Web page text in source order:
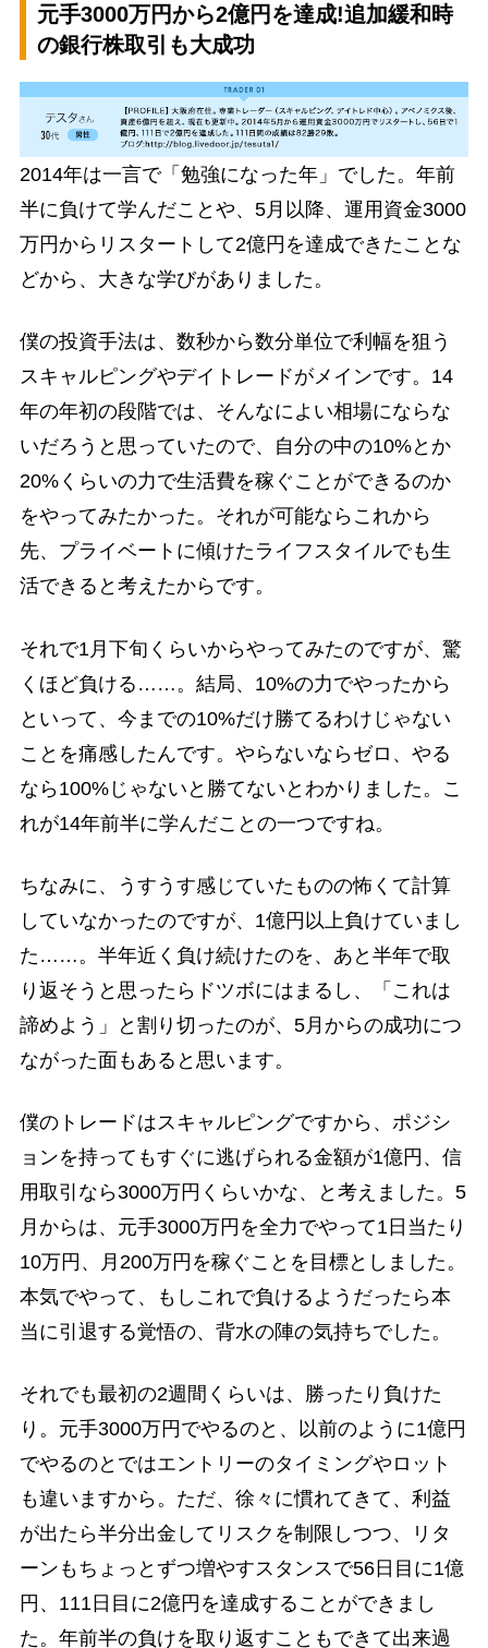
元手3000万円から2億円を達成!追加緩和時
の銀行株取引も大成功
2014年は一言で「勉強になった年」でした。年前
半に負けて学んだことや、5月以降、運用資金3000
万円からリスタートして2億円を達成できたことな
どから、大きな学びがありました。
僕の投資手法は、数秒から数分単位で利幅を狙う
スキャルピングやデイトレードがメインです。14
年の年初の段階では、そんなによい相場にならな
いだろうと思っていたので、自分の中の10%とか
20%くらいの力で生活費を稼ぐことができるのか
をやってみたかった。それが可能ならこれから
先、プライベートに傾けたライフスタイルでも生
活できると考えたからです。
それで1月下旬くらいからやってみたのですが、驚
くほど負ける……。結局、10%の力でやったから
といって、今までの10%だけ勝てるわけじゃない
ことを痛感したんです。やらないならゼロ、やる
なら100%じゃないと勝てないとわかりました。こ
れが14年前半に学んだことの一つですね。
ちなみに、うすうす感じていたものの怖くて計算
していなかったのですが、1億円以上負けていまし
た……。半年近く負け続けたのを、あと半年で取
り返そうと思ったらドツボにはまるし、「これは
諦めよう」と割り切ったのが、5月からの成功につ
ながった面もあると思います。
僕のトレードはスキャルピングですから、ポジシ
ョンを持ってもすぐに逃げられる金額が1億円、信
用取引なら3000万円くらいかな、と考えました。5
月からは、元手3000万円を全力でやって1日当たり
10万円、月200万円を稼ぐことを目標としました。
本気でやって、もしこれで負けるようだったら本
当に引退する覚悟の、背水の陣の気持ちでした。
それでも最初の2週間くらいは、勝ったり負けた
り。元手3000万円でやるのと、以前のように1億円
でやるのとではエントリーのタイミングやロット
も違いますから。ただ、徐々に慣れてきて、利益
が出たら半分出金してリスクを制限しつつ、リタ
ーンもちょっとずつ増やすスタンスで56日目に1億
円、111日目に2億円を達成することができまし
た。年前半の負けを取り返すこともできて出来過